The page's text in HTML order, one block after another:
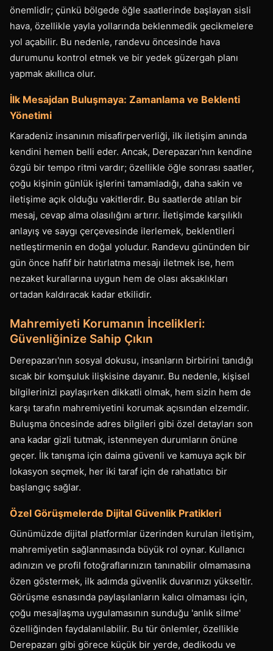
önemlidir; çünkü bölgede öğle saatlerinde başlayan sisli
hava, özellikle yayla yollarında beklenmedik gecikmelere
yol açabilir. Bu nedenle, randevu öncesinde hava
durumunu kontrol etmek ve bir yedek güzergah planı
yapmak akıllıca olur.
İlk Mesajdan Buluşmaya: Zamanlama ve Beklenti
Yönetimi
Karadeniz insanının misafirperverliği, ilk iletişim anında
kendini hemen belli eder. Ancak, Derepazarı'nın kendine
özgü bir tempo ritmi vardır; özellikle öğle sonrası saatler,
çoğu kişinin günlük işlerini tamamladığı, daha sakin ve
iletişime açık olduğu vakitlerdir. Bu saatlerde atılan bir
mesaj, cevap alma olasılığını artırır. İletişimde karşılıklı
anlayış ve saygı çerçevesinde ilerlemek, beklentileri
netleştirmenin en doğal yoludur. Randevu gününden bir
gün önce hafif bir hatırlatma mesajı iletmek ise, hem
nezaket kurallarına uygun hem de olası aksaklıkları
ortadan kaldıracak kadar etkilidir.
Mahremiyeti Korumanın İncelikleri:
Güvenliğinize Sahip Çıkın
Derepazarı'nın sosyal dokusu, insanların birbirini tanıdığı
sıcak bir komşuluk ilişkisine dayanır. Bu nedenle, kişisel
bilgilerinizi paylaşırken dikkatli olmak, hem sizin hem de
karşı tarafın mahremiyetini korumak açısından elzemdir.
Buluşma öncesinde adres bilgileri gibi özel detayları son
ana kadar gizli tutmak, istenmeyen durumların önüne
geçer. İlk tanışma için daima güvenli ve kamuya açık bir
lokasyon seçmek, her iki taraf için de rahatlatıcı bir
başlangıç sağlar.
Özel Görüşmelerde Dijital Güvenlik Pratikleri
Günümüzde dijital platformlar üzerinden kurulan iletişim,
mahremiyetin sağlanmasında büyük rol oynar. Kullanıcı
adınızın ve profil fotoğraflarınızın tanınabilir olmamasına
özen göstermek, ilk adımda güvenlik duvarınızı yükseltir.
Görüşme esnasında paylaşılanların kalıcı olmaması için,
çoğu mesajlaşma uygulamasının sunduğu 'anlık silme'
özelliğinden faydalanılabilir. Bu tür önlemler, özellikle
Derepazarı gibi görece küçük bir yerde, dedikodu ve